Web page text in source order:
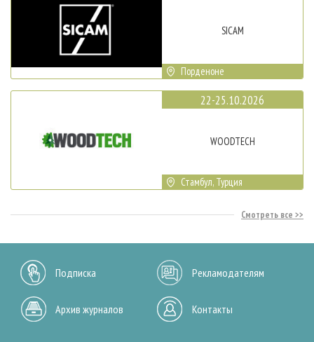
SICAM
Порденоне
22-25.10.2026
WOODTECH
Стамбул, Турция
Смотреть все
Подписка Рекламодателям
Архив журналов Контакты